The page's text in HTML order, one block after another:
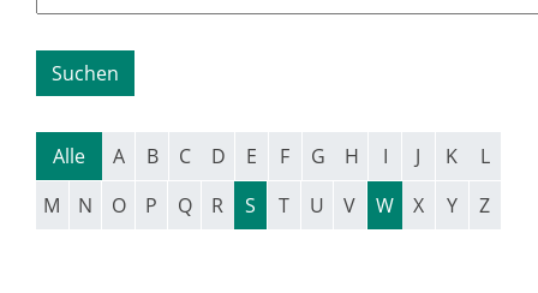
Alle A B C D E F G H I J K
L
M
N O P Q R S T U V W X Y Z